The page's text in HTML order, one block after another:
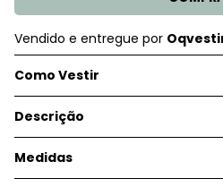
Vendido e entregue por
Como Vestir
Descrição
Medidas